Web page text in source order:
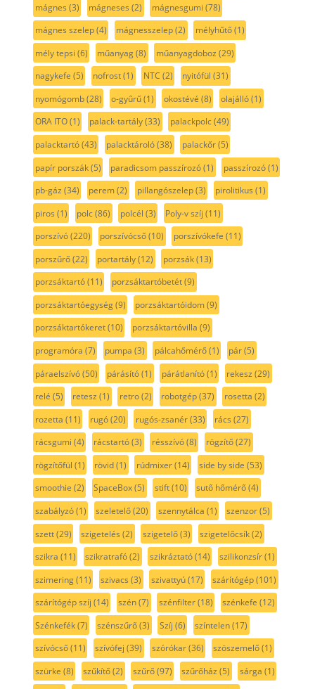
mágnes (3) mágneses (2) mágnesgumi (78)
mágnes szelep(4) mágnesszelep(2) mélyhűtő(1)
mély tepsi (6) műanyag(8) műanyagdoboz (29)
nagykefe (5) nofrost(1) NTC (2) nyitófül (31)
nyomógomb(28) o-gyűrű(1) okostévé (8) olajálló(1)
ORA ITO(1) palack-tartály(33) palackpolc(49)
palacktartó(43) palacktároló(38) palackőr(5)
papír porszák(5) paradicsom passzírozó(1) passzírozó(1)
pb-gáz (34) perem(2) pillangószelep(3) pirolitikus (1)
piros (1) polc(86) polcél (3) Poly-v szíj (11)
porszívó(220) porszívócső(10) porszívókefe (11)
porszűrő(22) portartály(12) porzsák(13)
porzsáktartó(11) porzsáktartóbetét(9)
porzsáktartóegység(9) porzsáktartóidom(9)
porzsáktartókeret(10) porzsáktartóvilla (9)
programóra (7) pumpa (3) pálcahőmérő(1) pár(5)
páraelszívó(50) párásító(1) párátlanító(1) rekesz (29)
relé (5) retesz (1) retro(2) robotgép(37) rosetta (2)
rozetta (11) rugó(20) rugós-zsanér(33) rács (27)
rácsgumi (4) rácstartó(3) résszívó(8) rögzítő(27)
rögzítőfül (1) rövid(1) rúdmixer(14) side by side (53)
smoothie (2) SpaceBox(5) stift(10) sutő hőmérő(4)
szabályzó(1) szeletelő(20) szennytálca (1) szenzor(5)
szett(29) szigetelés (2) szigetelő(3) szigetelőcsík(2)
szikra (11) szikratrafó(2) szikráztató(14) szilikonzsír(1)
szimering(11) szivacs (3) szivattyú(17) szárítógép(101)
szárítógép szíj (14) szén(7) szénfilter(18) szénkefe (12)
Szénkefék(7) szénszűrő(3) Szíj (6) színtelen(17)
szívócső(11) szívófej (39) szórókar(36) szöszemelő(1)
szürke (8) szűkítő(2) szűrő(97) szűrőház (5) sárga (1)